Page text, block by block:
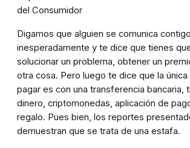
del Consumidor
Digamos que alguien se comunica contigo
inesperadamente y te dice que tienes
solucionar un problema, obtener un
otra cosa. Pero luego te dice que la única
pagar es con una transferencia bancaria,
dinero, criptomonedas, aplicación de
regalo. Pues bien, los reportes
demuestran que se trata de una estafa.